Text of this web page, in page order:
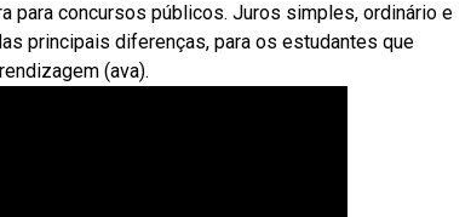
para concursos públicos. Juros simples, ordinário e
principais diferenças, para os estudantes que
(ava).